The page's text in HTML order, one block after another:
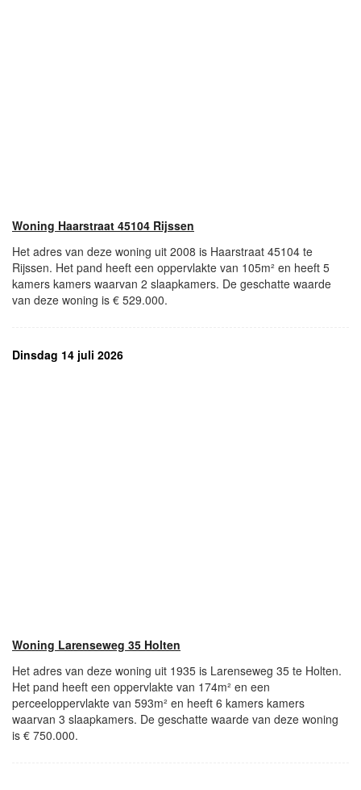
Woning Haarstraat 45104 Rijssen
Het adres van deze woning uit 2008 is Haarstraat 45104 te
Rijssen. Het pand heeft een oppervlakte van 105m² en heeft 5
kamers kamers waarvan 2 slaapkamers. De geschatte waarde
van deze woning is € 529.000.
Dinsdag 14 juli 2026
Woning Larenseweg 35 Holten
Het adres van deze woning uit 1935 is Larenseweg 35 te Holten.
Het pand heeft een oppervlakte van 174m² en een
perceeloppervlakte van 593m² en heeft 6 kamers kamers
waarvan 3 slaapkamers. De geschatte waarde van deze woning
is € 750.000.